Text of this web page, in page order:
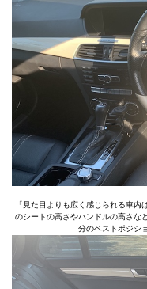
「見た目よりも広く感じられる車
のシートの高さやハンドルの高さな
分のベストポジシ